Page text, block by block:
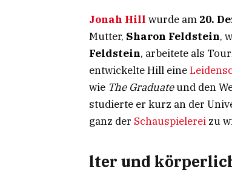
Jonah Hill wurde am 20.
Mutter, Sharon Feldstein,
Feldstein, arbeitete als
entwickelte Hill eine
wie The Graduateund den
studierte er kurz an der
ganz der Schauspielerei zu
lter und